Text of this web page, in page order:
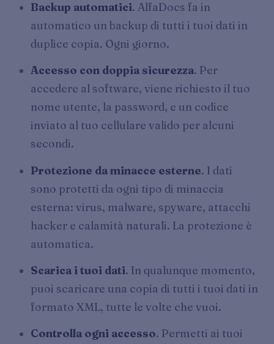
Backup automatici. AlfaDocs fa in
automatico un backup di tutti i tuoi dati in
duplice copia. Ogni giorno.
Accesso con doppia sicurezza. Per
accedere al software, viene richiesto il tuo
nome utente, la password, e un codice
inviato al tuo cellulare valido per alcuni
secondi.
Protezione da minacce esterne. I dati
sono protetti da ogni tipo di minaccia
esterna: virus, malware, spyware, attacchi
hacker e calamità naturali. La protezione è
automatica.
Scarica i tuoi dati. In qualunque momento,
puoi scaricare una copia di tutti i tuoi dati in
formato XML, tutte le volte che vuoi.
Controlla ogni accesso. Permetti ai tuoi